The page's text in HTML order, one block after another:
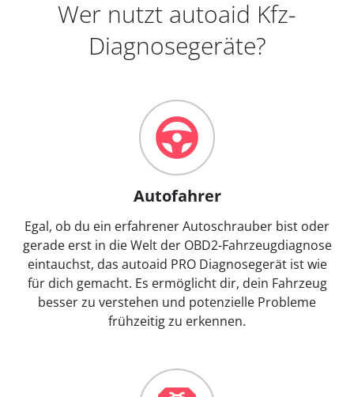
Wer nutzt autoaid Kfz-
Diagnosegeräte?
Autofahrer
Egal, ob du ein erfahrener Autoschrauber bist oder
gerade erst in die Welt der OBD2-Fahrzeugdiagnose
eintauchst, das autoaid PRO Diagnosegerät ist wie
für dich gemacht. Es ermöglicht dir, dein Fahrzeug
besser zu verstehen und potenzielle Probleme
frühzeitig zu erkennen.